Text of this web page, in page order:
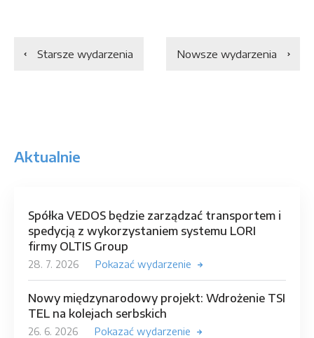
Starsze wydarzenia Nowsze wydarzenia
Aktualnie
Spółka VEDOS będzie zarządzać transportem i
spedycją z wykorzystaniem systemu LORI
firmy OLTIS Group
28. 7. 2026 Pokazać wydarzenie
Nowy międzynarodowy projekt: Wdrożenie TSI
TEL na kolejach serbskich
26. 6. 2026 Pokazać wydarzenie